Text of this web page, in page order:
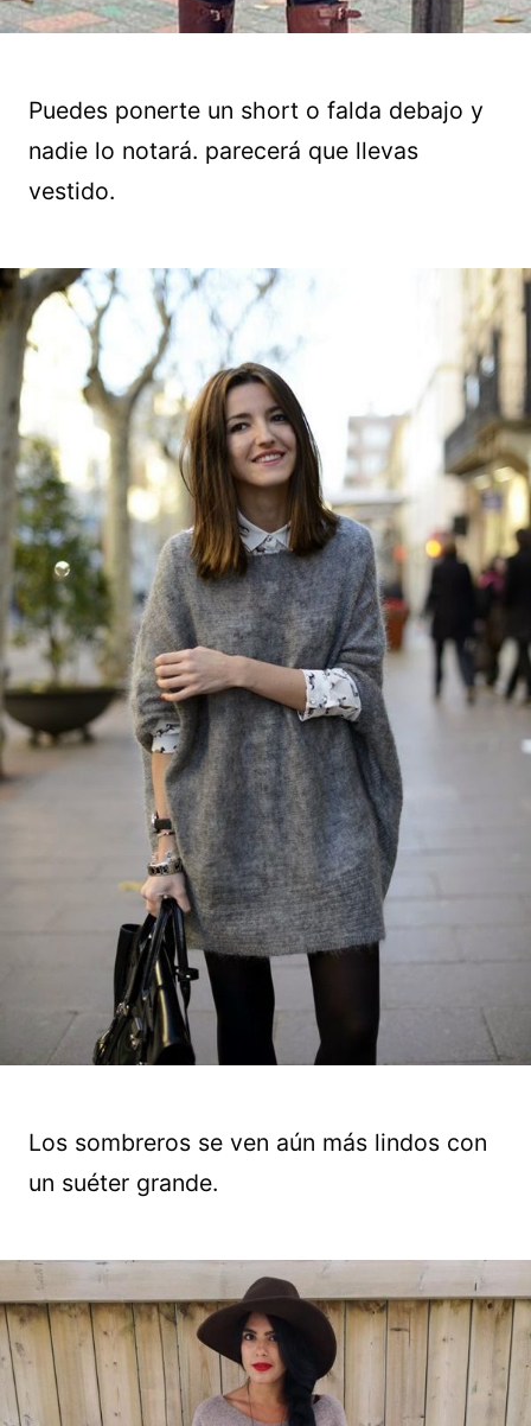
Puedes ponerte un short o falda debajo y
nadie lo notará. parecerá que llevas
vestido.
Los sombreros se ven aún más lindos con
un suéter grande.